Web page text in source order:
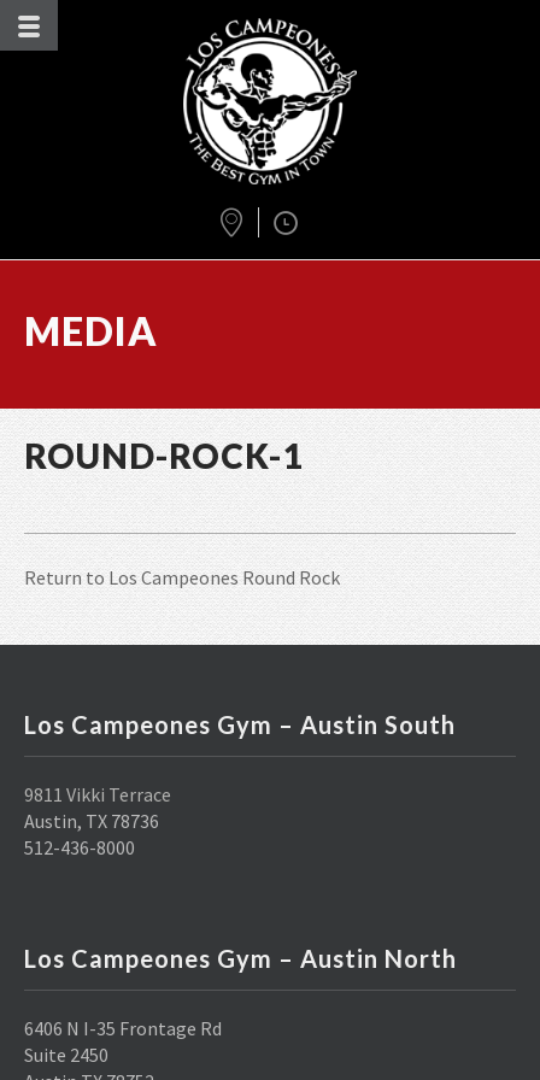
MEDIA
ROUND-ROCK-1
Return to Los Campeones Round Rock
Los Campeones Gym – Austin South
9811 Vikki Terrace
Austin, TX 78736
512-436-8000
Los Campeones Gym – Austin North
6406 N I-35 Frontage Rd
Suite 2450